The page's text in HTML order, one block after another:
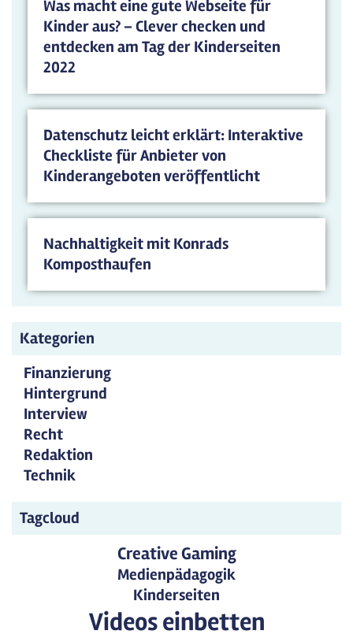
Was macht eine gute Webseite für
Kinder aus? – Clever checken und
entdecken am Tag der Kinderseiten
2022
Datenschutz leicht erklärt: Interaktive
Checkliste für Anbieter von
Kinderangeboten veröffentlicht
Nachhaltigkeit mit Konrads
Komposthaufen
Kategorien
Finanzierung
Hintergrund
Interview
Recht
Redaktion
Technik
Tagcloud
Creative Gaming
Medienpädagogik
Kinderseiten
Videos einbetten